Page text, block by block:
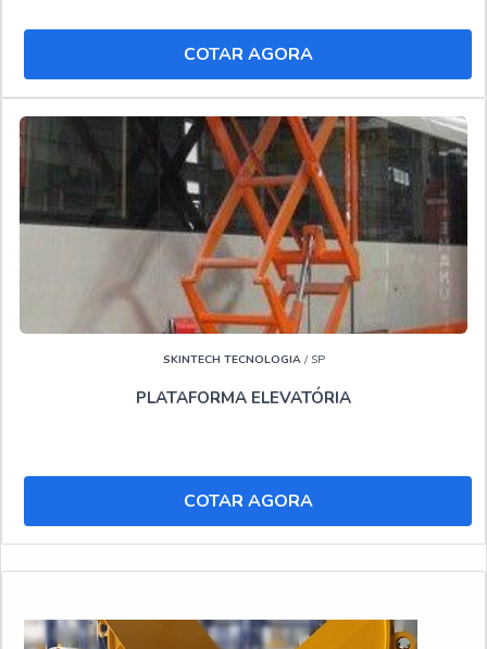
Isso se deve ao fato de ser líder no mercado e referência
no segmento, qualificações construídas pela empresa
focar suas ações no resultado final tendo material de
ótima qualidade e atendimento regionalizado onde,
agregando a uma equipe com profissionais especializados
e chat com atendimento humano, comprova sua essência
de trazer o melhor para seus clientes.."
COTAR AGORA
SKINTECH TECNOLOGIA/ SP
PLATAFORMA ELEVATÓRIA
COTAR AGORA